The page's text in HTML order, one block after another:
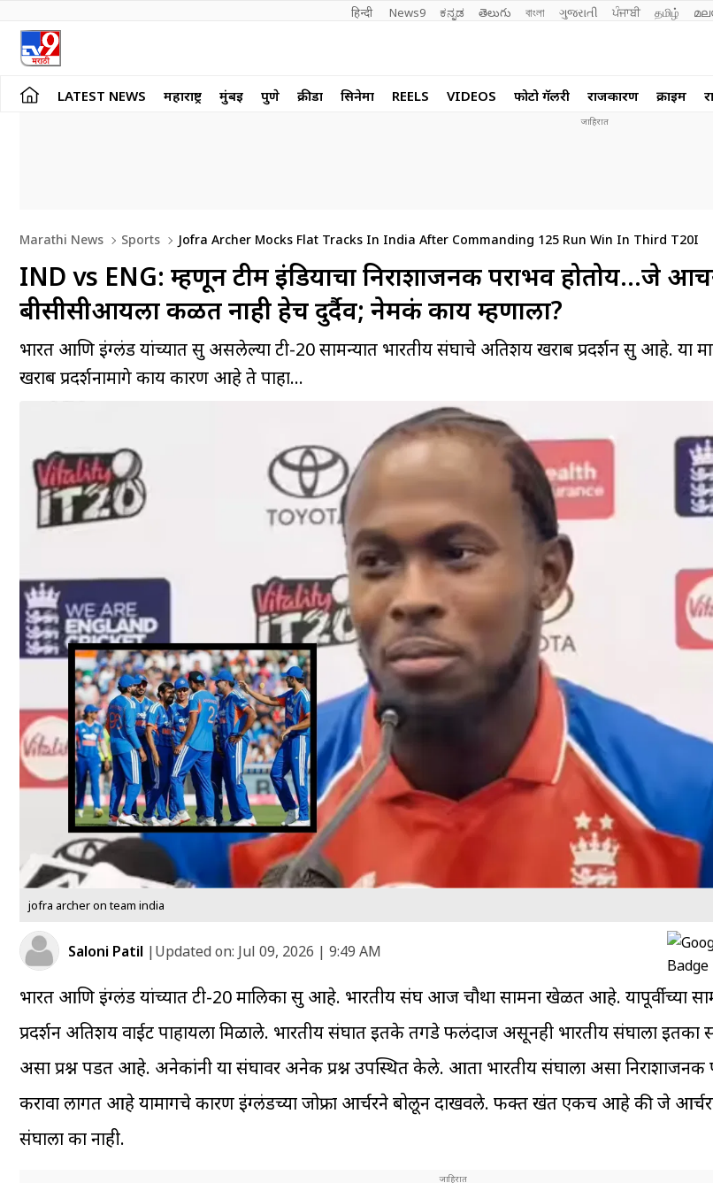
हिन्दी News9 ಕನ್ನಡ తెలుగు বাংলা ગુજરાતી ਪੰਜਾਬੀ தமிழ்
LATEST NEWS महाराष्ट्र मुंबई पुणे क्रीडा सिनेमा REELS VIDEOS फोटो गॅलरी राजकारण क्राईम
Marathi News Sports Jofra Archer Mocks Flat Tracks In India After Commanding 125 Run Win In Third T20I
IND vs ENG: म्हणून टीम इंडियाचा निराशाजनक पराभव होतोय…जे
बीसीसीआयला कळत नाही हेच दुर्दैव; नेमकं काय म्हणाला?
भारत आणि इंग्लंड यांच्यात सुरु असलेल्या टी-20 सामन्यात भारतीय संघाचे अतिशय खराब प्रदर्शन सुरु आहे. या
खराब प्रदर्शनामागे काय कारण आहे ते पाहा...
jofra archer on team india
Saloni Patil |Updated on: Jul 09, 2026 | 9:49 AM
भारत आणि इंग्लंड यांच्यात टी-20 मालिका सुरु आहे. भारतीय संघ आज चौथा सामना खेळत आहे. यापूर्वीच्या
प्रदर्शन अतिशय वाईट पाहायला मिळाले. भारतीय संघात इतके तगडे फलंदाज असूनही भारतीय संघाला इतका
असा प्रश्न पडत आहे. अनेकांनी या संघावर अनेक प्रश्न उपस्थित केले. आता भारतीय संघाला असा निराशाजनक
करावा लागत आहे यामागचे कारण इंग्लंडच्या जोफ्रा आर्चरने बोलून दाखवले. फक्त खंत एकच आहे की जे
संघाला का नाही.